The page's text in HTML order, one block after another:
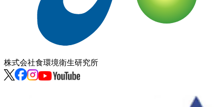
株式会社食環境衛生研究所